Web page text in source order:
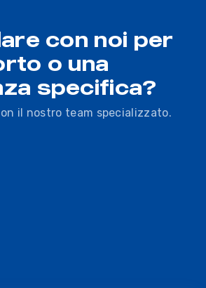
con noi per
o una
specifica?
il nostro team specializzato.